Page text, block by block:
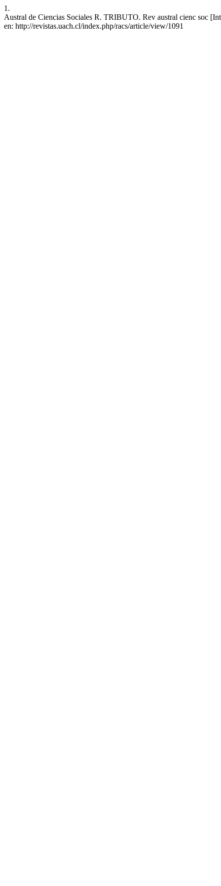
1.
Austral de Ciencias Sociales R. TRIBUTO. Rev austral cienc soc
en: http://revistas.uach.cl/index.php/racs/article/view/1091